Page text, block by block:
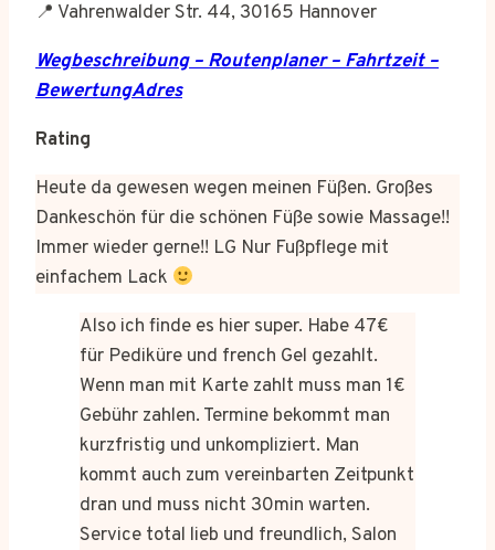
📍 Vahrenwalder Str. 44, 30165 Hannover
Wegbeschreibung – Routenplaner – Fahrtzeit –
BewertungAdres
Rating
Heute da gewesen wegen meinen Füßen. Großes
Dankeschön für die schönen Füße sowie Massage!!
Immer wieder gerne!! LG Nur Fußpflege mit
einfachem Lack
Also ich finde es hier super. Habe 47€
für Pediküre und french Gel gezahlt.
Wenn man mit Karte zahlt muss man 1€
Gebühr zahlen. Termine bekommt man
kurzfristig und unkompliziert. Man
kommt auch zum vereinbarten Zeitpunkt
dran und muss nicht 30min warten.
Service total lieb und freundlich, Salon